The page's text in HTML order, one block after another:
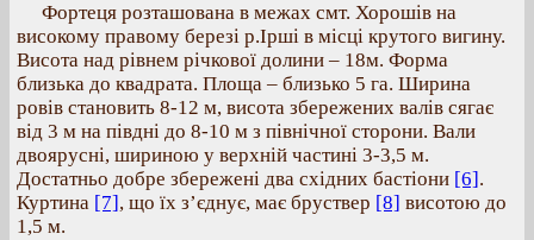
Фортеця розташована в межах смт. Хорошів на
високому правому березі р.Ірші в місці крутого вигину.
Висота над рівнем річкової долини – 18м. Форма
близька до квадрата. Площа – близько 5 га. Ширина
ровів становить 8-12 м, висота збережених валів сягає
від 3 м на півдні до 8-10 м з північної сторони. Вали
двоярусні, шириною у верхній частині 3-3,5 м.
Достатньо добре збережені два східних бастіони [6].
Куртина [7], що їх з’єднує, має бруствер [8] висотою до
1,5 м.